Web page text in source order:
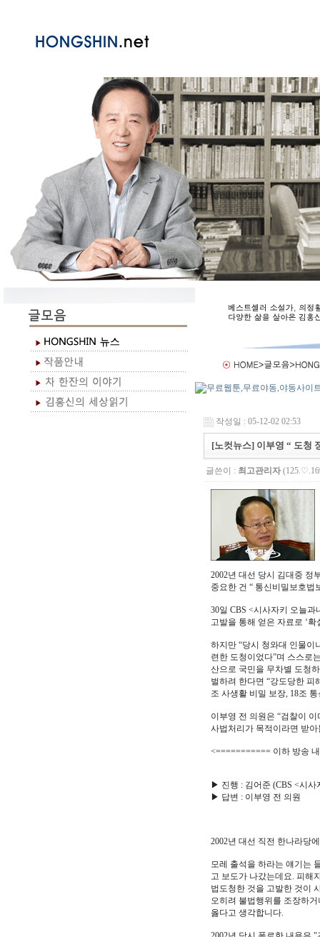
작성일 : 05-12-02 02:53
[노컷뉴스] 이부영 “ 도청
글쓴이 : 최고관리자
2002년 대선 당시 김대중 정
중요한 건 “ 통신비밀보호법
30일 CBS <시사자키 오늘
고발을 통해 얻은 자료로 ‘
하지만 “당시 청와대 인물이
련한 도청이었다”며 스스로
산으로 국민을 무차별 도청
벌하려 한다면 “강도당한 피
조 사생활 비밀 보장, 18조
이부영 전 의원은 “검찰이
사법처리가 목적이라면 받
<=========== 이하 방송
▶ 진행 : 김어준 (CBS <시사
▶ 답변 : 이부영 전 의원
2002년 대선 직전 한나라당
모레 출석을 하라는 얘기는
고 보도가 나갔는데요. 피해
법도청한 것을 고발한 것이
오히려 불법행위를 조장하
옳다고 생각합니다.